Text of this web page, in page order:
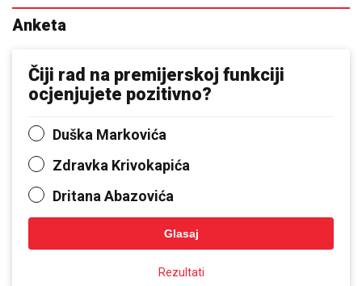
Anketa
Čiji rad na premijerskoj funkciji
ocjenjujete pozitivno?
Duška Markovića
Zdravka Krivokapića
Dritana Abazovića
Glasaj
Rezultati